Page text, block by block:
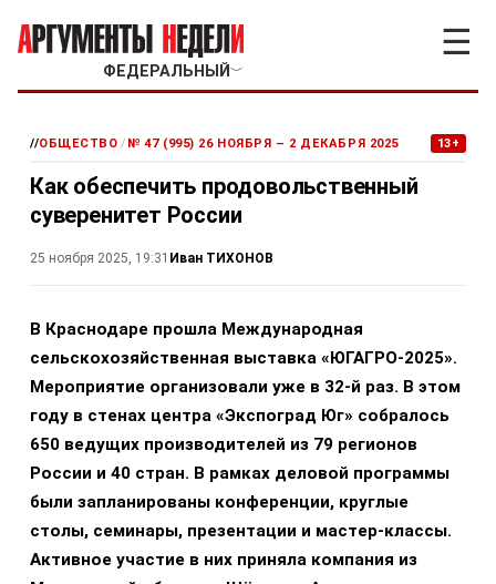
ФЕДЕРАЛЬНЫЙ ﹀
☰
//ОБЩЕСТВО / № 47 (995) 26 НОЯБРЯ – 2 ДЕКАБРЯ 2025 13+
Как обеспечить продовольственный
суверенитет России
25 ноября 2025, 19:31 Иван ТИХОНОВ
В Краснодаре прошла Международная
сельскохозяйственная выставка «ЮГАГРО-2025».
Мероприятие организовали уже в 32-й раз. В этом
году в стенах центра «Экспоград Юг» собралось
650 ведущих производителей из 79 регионов
России и 40 стран. В рамках деловой программы
были запланированы конференции, круглые
столы, семинары, презентации и мастер-классы.
Активное участие в них приняла компания из